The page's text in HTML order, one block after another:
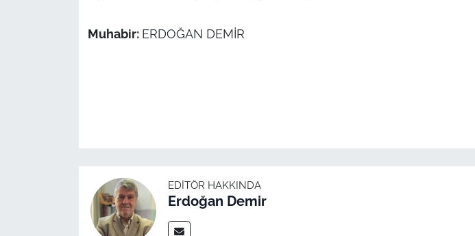
Muhabir: ERDOĞAN DEMİR
EDITÖR HAKKINDA
Erdoğan Demir